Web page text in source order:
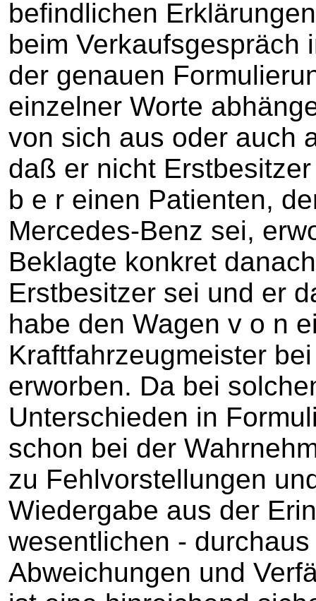
befindlichen
beim Verkaufsgespräch
der genauen
einzelner Worte
von sich aus oder auch
daß er nicht
b e r einen Patienten,
Mercedes-Benz sei,
Beklagte konkret
Erstbesitzer sei und er
habe den Wagen v o n
Kraftfahrzeugmeister
erworben. Da bei
Unterschieden in
schon bei der
zu Fehlvorstellungen
Wiedergabe aus der
wesentlichen -
Abweichungen und